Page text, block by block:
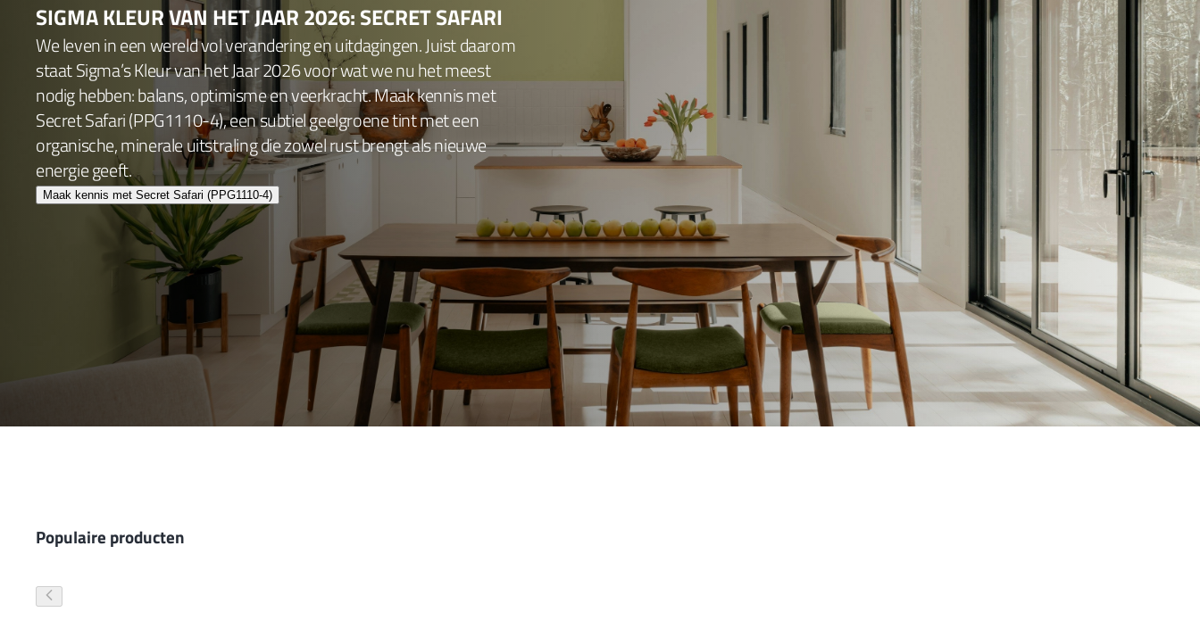
SIGMA KLEUR VAN HET JAAR 2026: SECRET SAFARI
We leven in een wereld vol verandering en uitdagingen. Juist daarom
staat Sigma’s Kleur van het Jaar 2026 voor wat we nu het meest
nodig hebben: balans, optimisme en veerkracht. Maak kennis met
Secret Safari (PPG1110-4), een subtiel geelgroene tint met een
organische, minerale uitstraling die zowel rust brengt als nieuwe
energie geeft.
Maak kennis met Secret Safari (PPG1110-4)
Populaire producten